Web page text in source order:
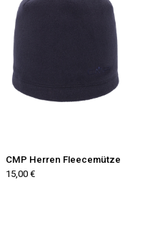
CMP Herren Fleecemütze
15,00 €